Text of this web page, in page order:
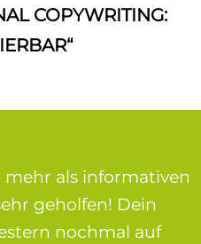
COPYWRITING:
mehr als informativen
geholfen! Dein
nochmal auf